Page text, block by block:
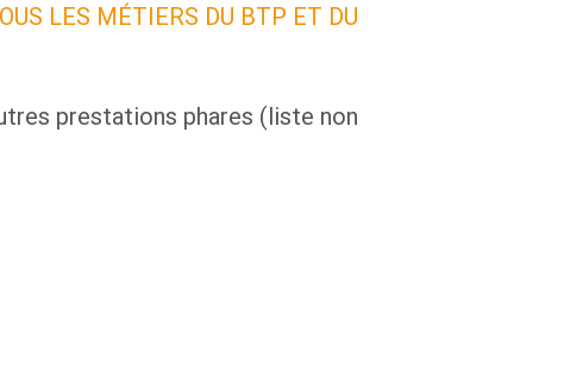
LES MÉTIERS DU BTP ET DU
prestations phares (liste non